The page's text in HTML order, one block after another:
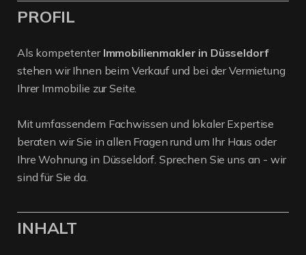
PROFIL
Als kompetenter Immobilienmakler in Düsseldorf
stehen wir Ihnen beim Verkauf und bei der Vermietung
Ihrer Immobilie zur Seite.
Mit umfassendem Fachwissen und lokaler Expertise
beraten wir Sie in allen Fragen rund um Ihr Haus oder
Ihre Wohnung in Düsseldorf. Sprechen Sie uns an - wir
sind für Sie da.
INHALT